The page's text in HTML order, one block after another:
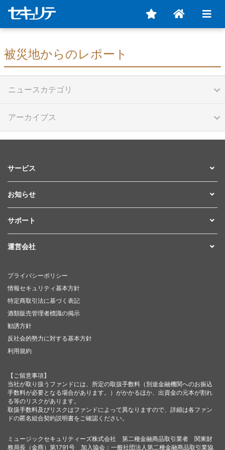
被災地からのレポート
ニュースカテゴリ
アーカイブス
サービス
お知らせ
サポート
運営会社
プライバシーポリシー
情報セキュリティ基本方針
特定商取引法に基づく表記
酒類販売管理者標識の掲示
勧誘方針
反社会的勢力に対する基本方針
利用規約
【ご留意事項】
当社が取り扱うファンドには、所定の取扱手数料（別途金融機関へのお振込
手数料が必要となる場合があります。）がかかるほか、出資金の元本が割れ
る等のリスクがあります。
取扱手数料及びリスクはファンドによって異なりますので、詳細は各ファン
ドの匿名組合契約説明書をご確認ください。
ミュージックセキュリティーズ株式会社 第二種金融商品取引業者 関東財
務局長（金商）第1791号 加入協会：一般社団法人第二種金融商品取引業協